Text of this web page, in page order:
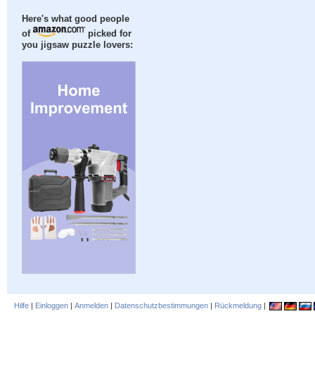
Here's what good people
of
picked for
you jigsaw puzzle lovers:
Hilfe | Einloggen | Anmelden | Datenschutzbestimmungen | Rückmeldung |